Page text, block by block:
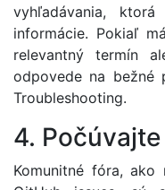
vyhľadávania,
informácie. Pokiaľ
relevantný termín
odpovede na bežné
Troubleshooting.
4.
Komunitné fóra, ako